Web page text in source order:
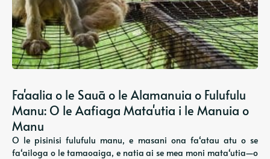
Fa'aalia o le Sauā o le Alamanuia o Fulufulu
Manu: O le Aafiaga Mata'utia i le Manuia o
Manu
O le pisinisi fulufulu manu, e masani ona faʻatau atu o se
faʻailoga o le tamaoaiga, e natia ai se mea moni mataʻutia—o